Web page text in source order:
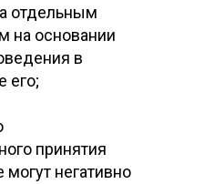
отдельным
на основании
в
его;
принятия
негативно